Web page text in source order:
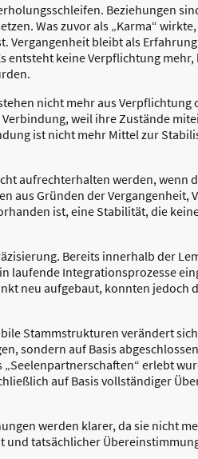
Beziehungen
Was zuvor als „Karma“
Vergangenheit bleibt als
entsteht keine Verpflichtung
nicht mehr aus Verpflichtung
weil ihre Zustände
ist nicht mehr Mittel zur
aufrechterhalten werden, wenn
aus Gründen der Vergangenheit,
ist, eine Stabilität, die
Bereits innerhalb der
laufende Integrationsprozesse
neu aufgebaut, konnten jedoch
Stammstrukturen verändert
sondern auf Basis
erlebt
auf Basis vollständiger
werden klarer, da sie nicht
und tatsächlicher